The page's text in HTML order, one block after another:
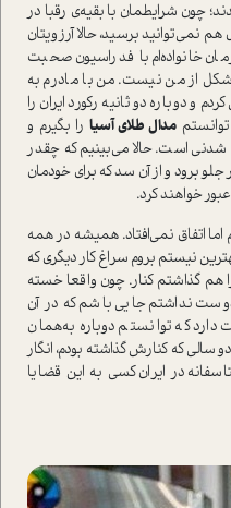
چون شرایطمان با بقیه‌ی رقبا در
نمی‌توانید برسید، حالا آرزویتان
خانواده‌ام با فدراسیون صحبت
از من نیست. من با مادرم به
و دوباره دو ثانیه رکورد ایران را
مدال طلای آسیا را بگیرم و
ا‌ست. حالا می‌بینیم که چقدر
برود و از آن سد که برای خودمان
خواهند کرد.
اما اتفاق نمی‌افتاد. همیشه در همه‌
نیستم بروم سراغ کار د‌یگری که
هم گذاشتم کنار. چون واقعا خسته
نداشتم جایی باشم که در آن
که توانستم دوباره به‌همان
که کنارش گذاشته بودم، انگار
در ایران کسی به این قضایا